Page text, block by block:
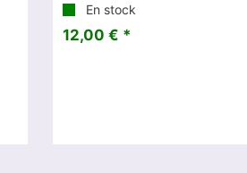
En stock
12,00 € *